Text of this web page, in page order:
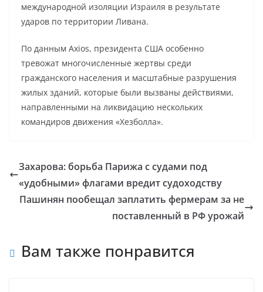
международной изоляции Израиля в результате
ударов по территории Ливана.
По данным Axios, президента США особенно
тревожат многочисленные жертвы среди
гражданского населения и масштабные разрушения
жилых зданий, которые были вызваны действиями,
направленными на ликвидацию нескольких
командиров движения «Хезболла».
Захарова: борьба Парижа с судами под
«удобными» флагами вредит судоходству
Пашинян пообещал заплатить фермерам за не
поставленный в РФ урожай
Вам также понравится